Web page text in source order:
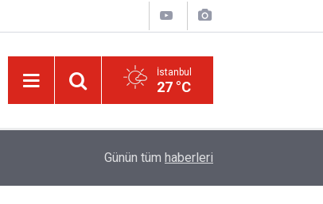
İstanbul
27 °C
Haşarı ve huzursuz çocuğu sakinleştiren,
Günün tüm haberleri